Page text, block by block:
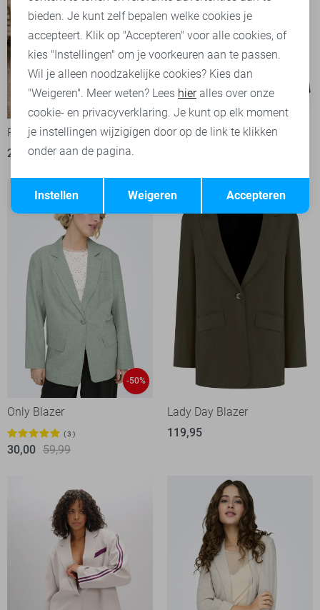
Pieces Blazer
27,50 54,99
Vila Blazer
-50%
Only Blazer
3
30,00 59,99
Lady Day Blazer
119,95
Terug Opslaan
bieden. Je kunt zelf bepalen welke cookies je
accepteert. Klik op "Accepteren" voor alle cookies, of
kies "Instellingen" om je voorkeuren aan te passen.
Wil je alleen noodzakelijke cookies? Kies dan
"Weigeren". Meer weten? Lees hieralles over onze
cookie- en privacyverklaring. Je kunt op elk moment
je instellingen wijzigigen door op de link te klikken
onder aan de pagina.
Accepteren
Weigeren
Instellen